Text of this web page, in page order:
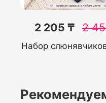
2 205 ₸ 2
Набор